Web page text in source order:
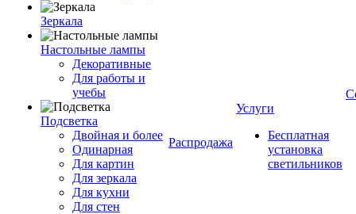
Зеркала
Настольные лампы
Декоративные
Для работы и
учебы
Подсветка
Двойная и более
Одинарная
Для картин
Для зеркала
Для кухни
Для стен
Распродажа
Услуги
Бесплатная
установка
светильников